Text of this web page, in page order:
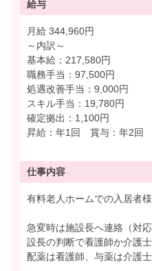
給与
月給 344,960円
～内訳～
基本給：217,580円
職務手当：97,500円
処遇改善手当：9,000円
スキル手当：19,780円
確定拠出：1,100円
昇給：年1回 賞与：年2回
仕事内容
有料老人ホームでの入居者
急変時は施設長へ連絡（対
設長の判断で看護師か介護士
配薬は看護師、与薬は介護士